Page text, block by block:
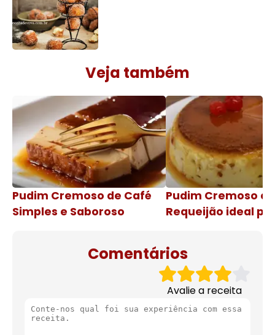
Veja também
Pudim Cremoso de Café
Simples e Saboroso
Pudim Cremoso
Requeijão ideal
Comentários
Avalie a receita